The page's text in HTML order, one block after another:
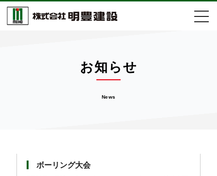
事業紹介
お知らせ
News
ボーリング大会